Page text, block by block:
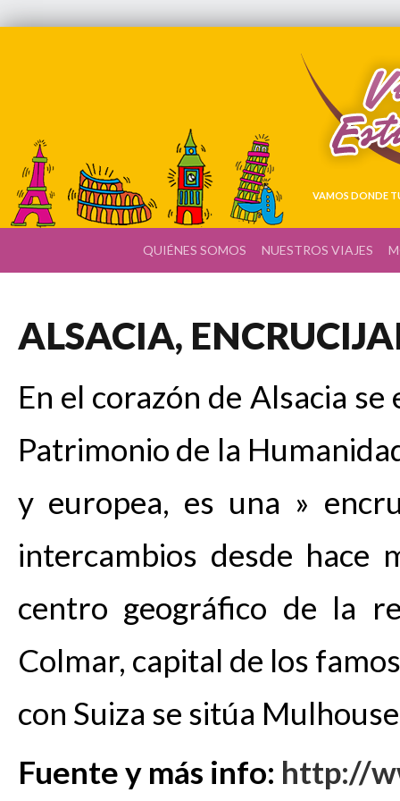
VAMOS DONDE
QUIÉNES SOMOS NUESTROS VIAJES
ALSACIA,
En el corazón de Alsacia
Patrimonio de la
y europea, es una »
intercambios desde hace
centro geográfico de la
Colmar, capital de los
con Suiza se sitúa
Fuente y más info: http://